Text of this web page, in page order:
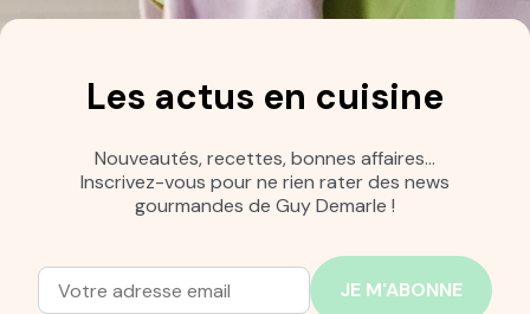
Les actus en cuisine
Nouveautés, recettes, bonnes affaires…
Inscrivez-vous pour ne rien rater des news
gourmandes de Guy Demarle !
Adresse mail
Entrez votre adresse mail pour vous abonner à notre